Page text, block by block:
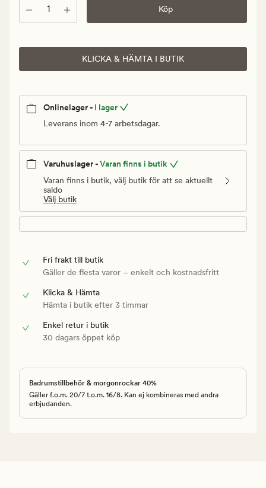
Antal Köp
KLICKA & HÄMTA I BUTIK
Onlinelager - I lager
Leverans inom 4-7 arbetsdagar.
Varuhuslager -Varan finns i butik
Varan finns i butik, välj butik för att se aktuellt
saldo
Välj butik
Fri frakt till butik
Gäller de flesta varor – enkelt och kostnadsfritt
Klicka & Hämta
Hämta i butik efter 3 timmar
Enkel retur i butik
30 dagars öppet köp
Badrumstillbehör & morgonrockar 40%
Gäller f.o.m. 20/7 t.o.m. 16/8. Kan ej kombineras med andra
erbjudanden.